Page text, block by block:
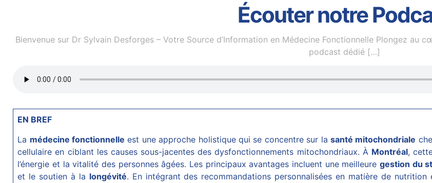
Écouter notre
Bienvenue sur Dr Sylvain Desforges – Votre Source d’Information en Médecine Fonctionnelle Plongez
podcast dédié […]
EN BREF
La médecine fonctionnelle est une approche holistique qui se concentre sur la santé mitochondriale
cellulaire en ciblant les causes sous-jacentes des dysfonctionnements mitochondriaux. À Montréal,
l’énergie et la vitalité des personnes âgées. Les principaux avantages incluent une meilleure gestion du
et le soutien à la longévité. En intégrant des recommandations personnalisées en matière de